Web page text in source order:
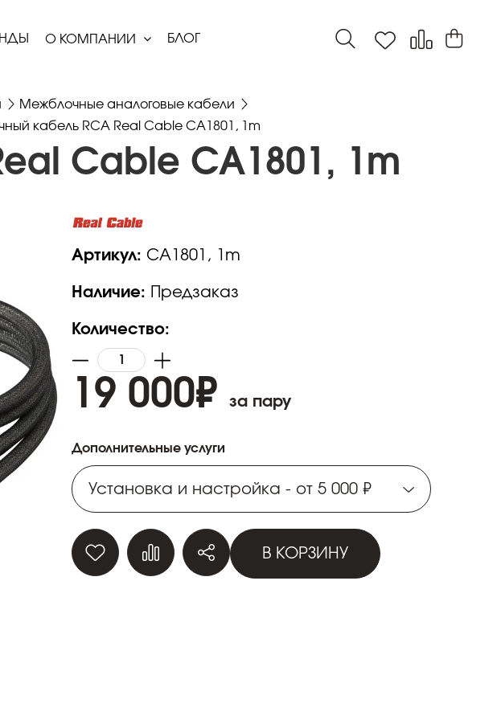
О КОМПАНИИ БЛОГ
Межблочные аналоговые кабели
кабель RCA Real Cable CA1801, 1m
Cable CA1801, 1m
Артикул:CA1801, 1m
Наличие: Предзаказ
Количество:
19 000₽ за пару
Дополнительные услуги
Установка и настройка - от 5 000 ₽
Установка и настройка - от 5 000 ₽
Установка и настройка - от 5 000 ₽
В КОРЗИНУ